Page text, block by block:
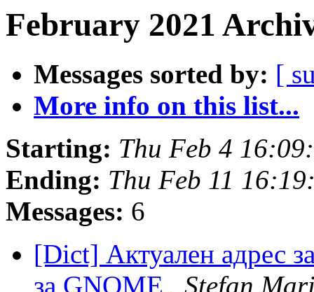
February 2021
Messages sorted by: [
More info on this list...
Starting: Thu Feb 4
Ending: Thu Feb 11
Messages: 6
[Dict] Актуален адрес
за GNOME
Stefan